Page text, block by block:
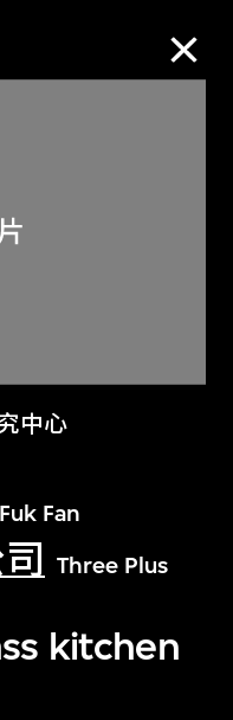
中心
Fan
Three Plus
kitchen
十一世纪视觉